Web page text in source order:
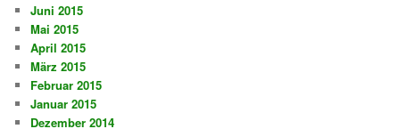
Juni 2015
Mai 2015
April 2015
März 2015
Februar 2015
Januar 2015
Dezember 2014